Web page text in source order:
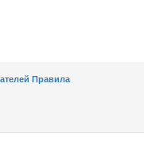
Правила